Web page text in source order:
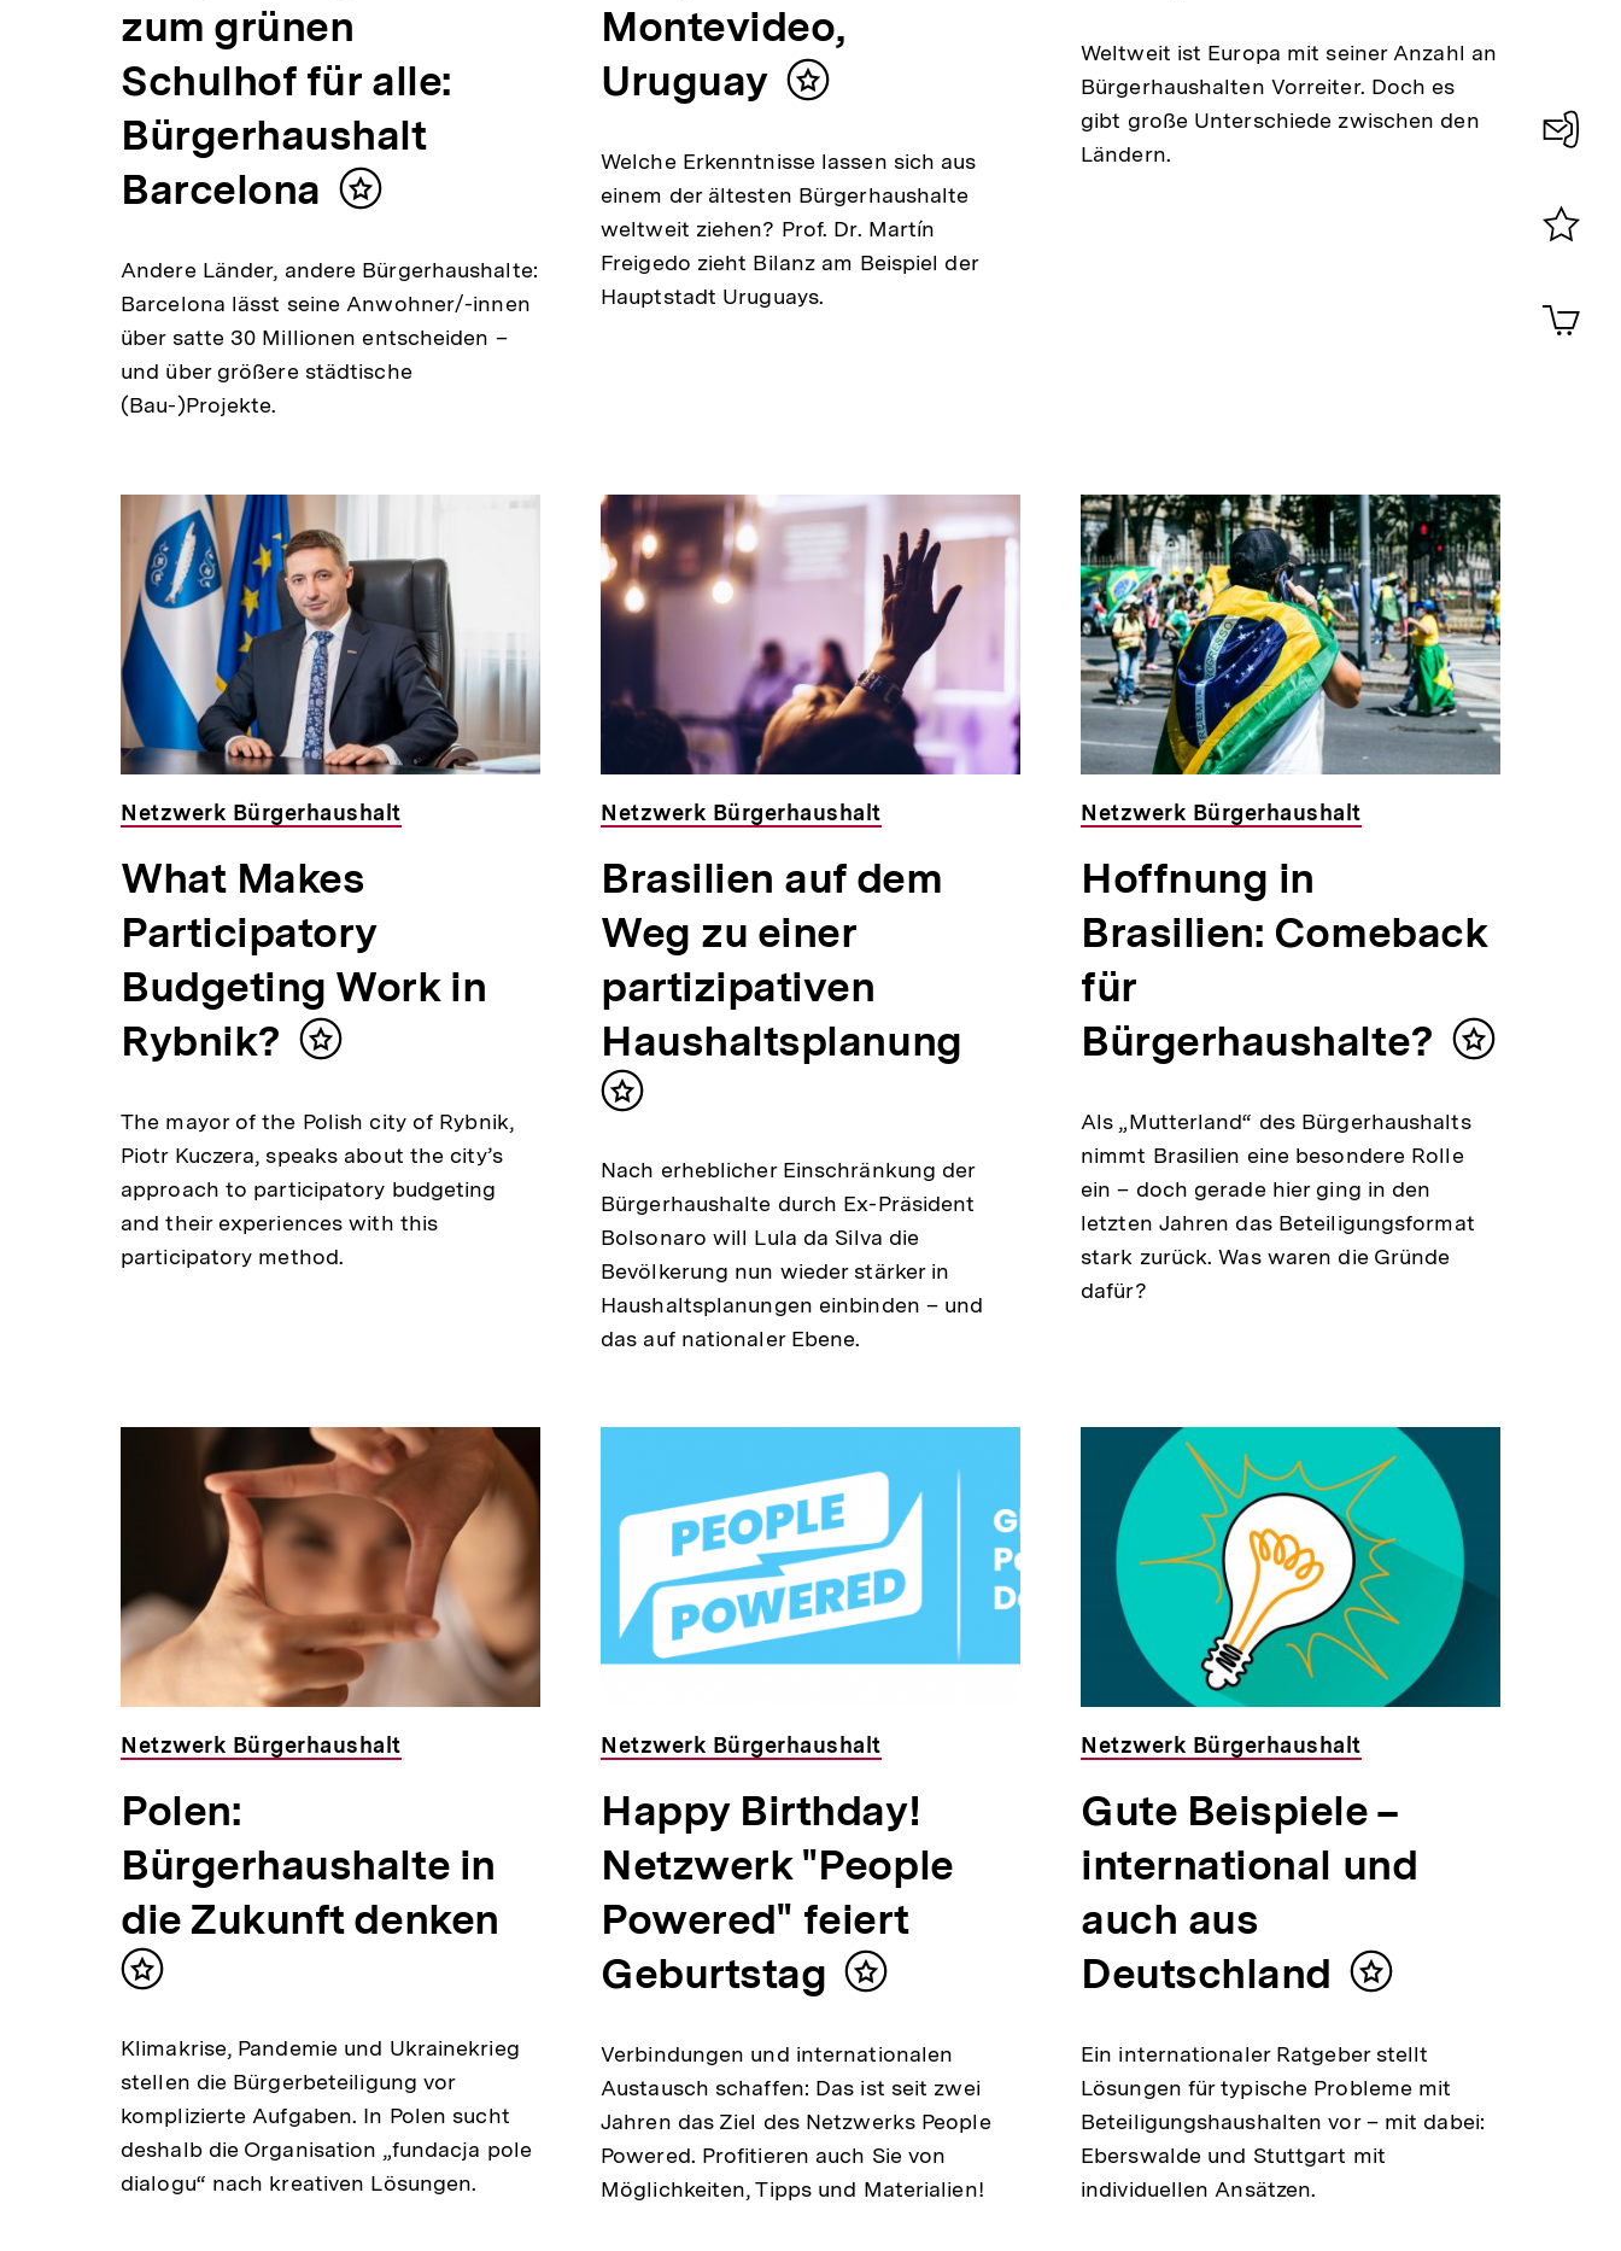
zum grünen
Schulhof für alle:
Bürgerhaushalt
Barcelona
Inhalt
Andere Länder, andere Bürgerhaushalte:
Barcelona lässt seine Anwohner/-innen
über satte 30 Millionen entscheiden –
und über größere städtische
(Bau-)Projekte.
Montevideo,
Uruguay
Inhalt
Welche Erkenntnisse lassen sich aus
einem der ältesten Bürgerhaushalte
weltweit ziehen? Prof. Dr. Martín
Freigedo zieht Bilanz am Beispiel der
Hauptstadt Uruguays.
Weltweit ist Europa mit seiner Anzahl an
Bürgerhaushalten Vorreiter. Doch es
gibt große Unterschiede zwischen den
Ländern.
Netzwerk Bürgerhaushalt
What Makes
Participatory
Budgeting Work in
Rybnik?
Inhalt
The mayor of the Polish city of Rybnik,
Piotr Kuczera, speaks about the city’s
approach to participatory budgeting
and their experiences with this
participatory method.
Netzwerk Bürgerhaushalt
Brasilien auf dem
Weg zu einer
partizipativen
Haushaltsplanung
Inhalt
Nach erheblicher Einschränkung der
Bürgerhaushalte durch Ex-Präsident
Bolsonaro will Lula da Silva die
Bevölkerung nun wieder stärker in
Haushaltsplanungen einbinden – und
das auf nationaler Ebene.
Netzwerk Bürgerhaushalt
Hoffnung in
Brasilien: Comeback
für
Bürgerhaushalte?
Inhalt
Als „Mutterland“ des Bürgerhaushalts
nimmt Brasilien eine besondere Rolle
ein – doch gerade hier ging in den
letzten Jahren das Beteiligungsformat
stark zurück. Was waren die Gründe
dafür?
Netzwerk Bürgerhaushalt
Polen:
Bürgerhaushalte in
die Zukunft denken
Inhalt
Klimakrise, Pandemie und Ukrainekrieg
stellen die Bürgerbeteiligung vor
komplizierte Aufgaben. In Polen sucht
deshalb die Organisation „fundacja pole
dialogu“ nach kreativen Lösungen.
Netzwerk Bürgerhaushalt
Happy Birthday!
Netzwerk "People
Powered" feiert
Geburtstag
Inhalt
Verbindungen und internationalen
Austausch schaffen: Das ist seit zwei
Jahren das Ziel des Netzwerks People
Powered. Profitieren auch Sie von
Möglichkeiten, Tipps und Materialien!
Netzwerk Bürgerhaushalt
Gute Beispiele –
international und
auch aus
Deutschland
Inhalt
Ein internationaler Ratgeber stellt
Lösungen für typische Probleme mit
Beteiligungshaushalten vor – mit dabei:
Eberswalde und Stuttgart mit
individuellen Ansätzen.